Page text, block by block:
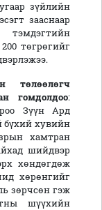
зүйлийн
зааснаар
төгрөгийг
төлөөлөгч
гомдолдоо:
Зүүн Ард
бүхий хувийн
хамтран
шийдвэр
хөндөгдөж
хөрөнгийг
зөрчсөн гэж
шүүхийн